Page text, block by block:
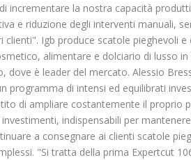
incrementare la nostra capacità
e riduzione degli interventi manuali,
clienti". Igb produce scatole pieghevoli
alimentare e dolciario di lusso
dove è leader del mercato. Alessio
programma di intensi ed equilibrati
di ampliare costantemente il proprio
indispensabili per mantenere
a consegnare ai clienti scatole
"Si tratta della prima Expertcut